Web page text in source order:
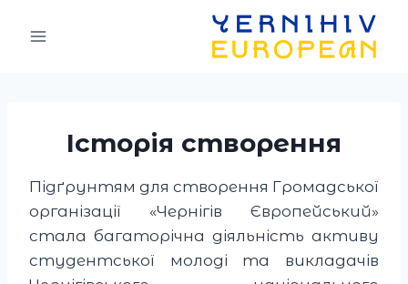
Історія створення
Підґрунтям для створення Громадської
організації «Чернігів Європейський»
стала багаторічна діяльність активу
студентської молоді та викладачів